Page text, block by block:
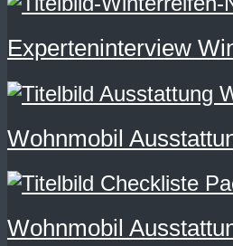
Experteninterview
Wohnmobil
Wohnmobil